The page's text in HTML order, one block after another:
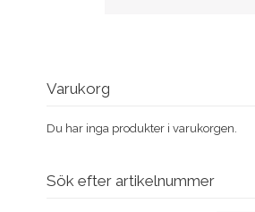
Varukorg
Du har inga produkter i varukorgen.
Sök efter artikelnummer